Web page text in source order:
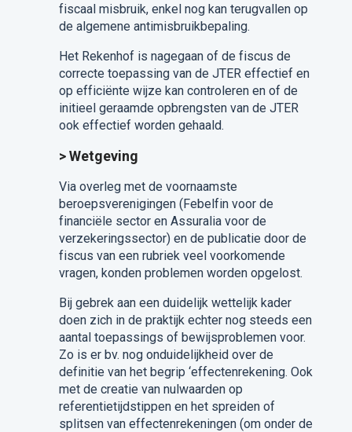
fiscaal misbruik, enkel nog kan terugvallen op
de algemene antimisbruikbepaling.
Het Rekenhof is nagegaan of de fiscus de
correcte toepassing van de JTER effectief en
op efficiënte wijze kan controleren en of de
initieel geraamde opbrengsten van de JTER
ook effectief worden gehaald.
> Wetgeving
Via overleg met de voornaamste
beroepsverenigingen (Febelfin voor de
financiële sector en Assuralia voor de
verzekeringssector) en de publicatie door de
fiscus van een rubriek veel voorkomende
vragen, konden problemen worden opgelost.
Bij gebrek aan een duidelijk wettelijk kader
doen zich in de praktijk echter nog steeds een
aantal toepassings of bewijsproblemen voor.
Zo is er bv. nog onduidelijkheid over de
definitie van het begrip ‘effectenrekening. Ook
met de creatie van nulwaarden op
referentietijdstippen en het spreiden of
splitsen van effectenrekeningen (om onder de